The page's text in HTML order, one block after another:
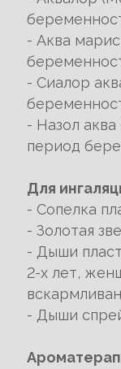
- Аква
- Сиалор
- Назол
период
Для
- Сопелка
- Золотая
- Дыши
2-х лет,
- Дыши